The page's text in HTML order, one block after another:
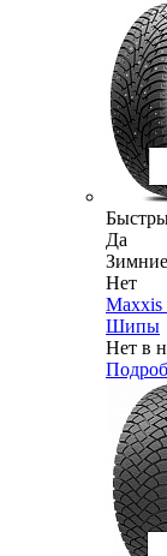
Да
Зимние
Нет
Maxxis
Шипы
Нет в